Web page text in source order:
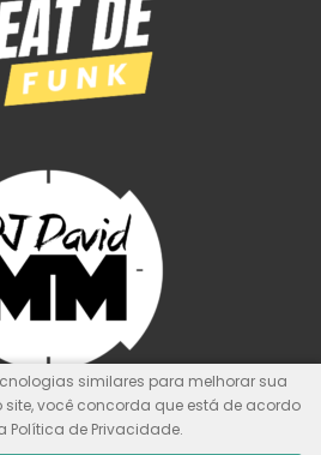
similares para melhorar sua
site, você concorda que está de acordo
Política de Privacidade.